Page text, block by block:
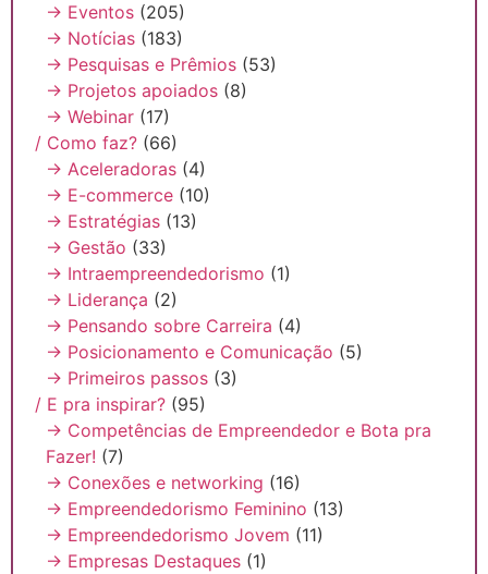
→ Eventos (205)
→ Notícias (183)
→ Pesquisas e Prêmios (53)
→ Projetos apoiados (8)
→ Webinar (17)
/ Como faz? (66)
→ Aceleradoras (4)
→ E-commerce (10)
→ Estratégias (13)
→ Gestão (33)
→ Intraempreendedorismo (1)
→ Liderança (2)
→ Pensando sobre Carreira (4)
→ Posicionamento e Comunicação (5)
→ Primeiros passos (3)
/ E pra inspirar? (95)
→ Competências de Empreendedor e Bota pra
Fazer! (7)
→ Conexões e networking (16)
→ Empreendedorismo Feminino (13)
→ Empreendedorismo Jovem (11)
→ Empresas Destaques (1)